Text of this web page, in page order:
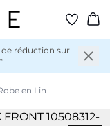
réduction sur
en Lin